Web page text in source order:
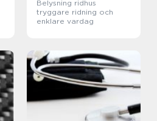
Belysning ridhus
tryggare ridning och
enklare vardag